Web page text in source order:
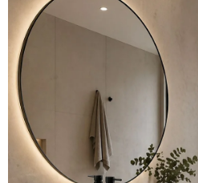
hvězdiček.